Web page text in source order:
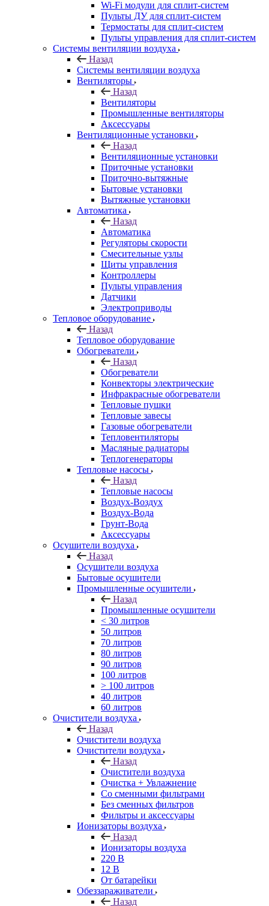
Wi-Fi модули для сплит-систем
Пульты ДУ для сплит-систем
Термостаты для сплит-систем
Пульты управления для сплит-систем
Системы вентиляции воздуха
Назад
Системы вентиляции воздуха
Вентиляторы
Назад
Вентиляторы
Промышленные вентиляторы
Аксессуары
Вентиляционные установки
Назад
Вентиляционные установки
Приточные установки
Приточно-вытяжные
Бытовые установки
Вытяжные установки
Автоматика
Назад
Автоматика
Регуляторы скорости
Смесительные узлы
Щиты управления
Контроллеры
Пульты управления
Датчики
Электроприводы
Тепловое оборудование
Назад
Тепловое оборудование
Обогреватели
Назад
Обогреватели
Конвекторы электрические
Инфракрасные обогреватели
Тепловые пушки
Тепловые завесы
Газовые обогреватели
Тепловентиляторы
Масляные радиаторы
Теплогенераторы
Тепловые насосы
Назад
Тепловые насосы
Воздух-Воздух
Воздух-Вода
Грунт-Вода
Аксессуары
Осушители воздуха
Назад
Осушители воздуха
Бытовые осушители
Промышленные осушители
Назад
Промышленные осушители
< 30 литров
50 литров
70 литров
80 литров
90 литров
100 литров
> 100 литров
40 литров
60 литров
Очистители воздуха
Назад
Очистители воздуха
Очистители воздуха
Назад
Очистители воздуха
Очистка + Увлажнение
Cо сменными фильтрами
Без сменных фильтров
Фильтры и аксессуары
Ионизаторы воздуха
Назад
Ионизаторы воздуха
220 В
12 В
От батарейки
Обеззараживатели
Назад